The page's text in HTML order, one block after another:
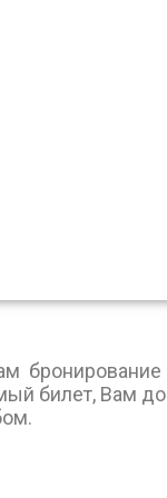
билет, Вам